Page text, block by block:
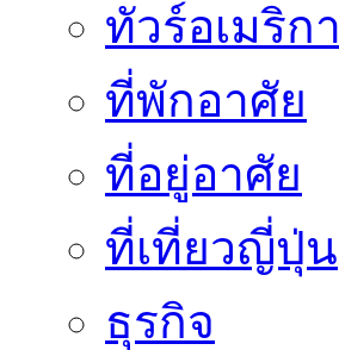
ทัวร์อเมริกา
ที่พักอาศัย
ที่อยู่อาศัย
ที่เที่ยวญี่ปุ่น
ธุรกิจ